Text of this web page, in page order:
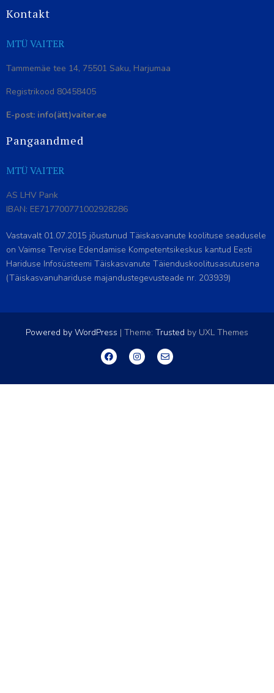
Kontakt
MTÜ VAITER
Tammemäe tee 14, 75501 Saku, Harjumaa
Registrikood 80458405
E-post: info(ätt)vaiter.ee
Pangaandmed
MTÜ VAITER
AS LHV Pank
IBAN: EE717700771002928286
Vastavalt 01.07.2015 jõustunud Täiskasvanute koolituse seadusele
on Vaimse Tervise Edendamise Kompetentsikeskus kantud Eesti
Hariduse Infosüsteemi Täiskasvanute Täienduskoolitusasutusena
(Täiskasvanuhariduse majandustegevusteade nr. 203939)
Powered by WordPress | Theme: Trusted by UXL Themes